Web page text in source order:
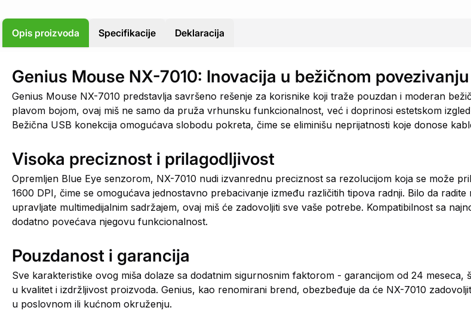
Opis proizvoda Specifikacije Deklaracija
Genius Mouse NX-7010: Inovacija u bežičnom povezivanju
Genius Mouse NX-7010 predstavlja savršeno rešenje za korisnike koji traže pouzdan i moderan
plavom bojom, ovaj miš ne samo da pruža vrhunsku funkcionalnost, već i doprinosi estetskom
Bežična USB konekcija omogućava slobodu pokreta, čime se eliminišu neprijatnosti koje donose
Visoka preciznost i prilagodljivost
Opremljen Blue Eye senzorom, NX-7010 nudi izvanrednu preciznost sa rezolucijom koja se može
1600 DPI, čime se omogućava jednostavno prebacivanje između različitih tipova radnji. Bilo da radite
upravljate multimedijalnim sadržajem, ovaj miš će zadovoljiti sve vaše potrebe. Kompatibilnost sa
dodatno povećava njegovu funkcionalnost.
Pouzdanost i garancija
Sve karakteristike ovog miša dolaze sa dodatnim sigurnosnim faktorom - garancijom od 24 meseca,
u kvalitet i izdržljivost proizvoda. Genius, kao renomirani brend, obezbeđuje da će NX-7010
u poslovnom ili kućnom okruženju.